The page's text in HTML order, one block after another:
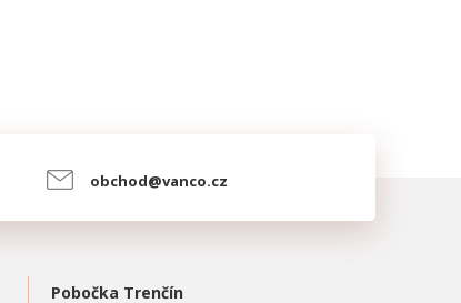
obchod@vanco.cz
Pobočka Trenčín